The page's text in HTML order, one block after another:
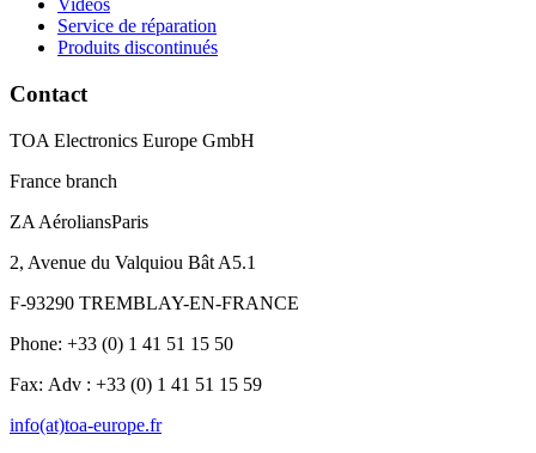
Vidéos
Service de réparation
Produits discontinués
Contact
TOA Electronics Europe GmbH
France branch
ZA AéroliansParis
2, Avenue du Valquiou Bât A5.1
F-93290 TREMBLAY-EN-FRANCE
Phone: +33 (0) 1 41 51 15 50
Fax: Adv : +33 (0) 1 41 51 15 59
info(at)toa-europe.fr